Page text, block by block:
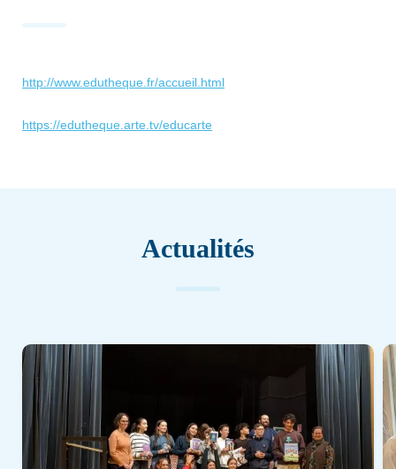
http://www.edutheque.fr/accueil.html
https://edutheque.arte.tv/educarte
Actualités